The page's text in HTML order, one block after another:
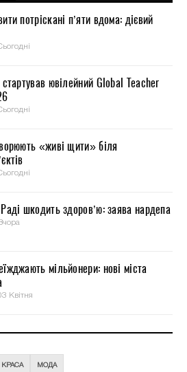
потріскані п’яти вдома: дієвий
стартував ювілейний Global Teacher
«живі щити» біля
шкодить здоров’ю: заява нардепа
мільйонери: нові міста
Квітня
КРАСА МОДА